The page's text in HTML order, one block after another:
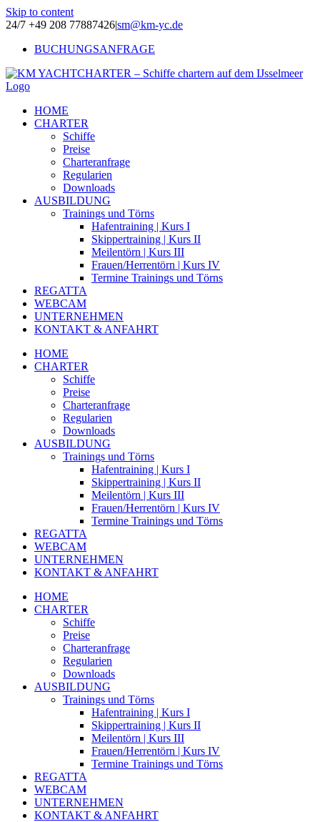
Skip to content
24/7 +49 208 77887426|sm@km-yc.de
BUCHUNGSANFRAGE
HOME
CHARTER
Schiffe
Preise
Charteranfrage
Regularien
Downloads
AUSBILDUNG
Trainings und Törns
Hafentraining | Kurs I
Skippertraining | Kurs II
Meilentörn | Kurs III
Frauen/Herrentörn | Kurs IV
Termine Trainings und Törns
REGATTA
WEBCAM
UNTERNEHMEN
KONTAKT & ANFAHRT
HOME
CHARTER
Schiffe
Preise
Charteranfrage
Regularien
Downloads
AUSBILDUNG
Trainings und Törns
Hafentraining | Kurs I
Skippertraining | Kurs II
Meilentörn | Kurs III
Frauen/Herrentörn | Kurs IV
Termine Trainings und Törns
REGATTA
WEBCAM
UNTERNEHMEN
KONTAKT & ANFAHRT
HOME
CHARTER
Schiffe
Preise
Charteranfrage
Regularien
Downloads
AUSBILDUNG
Trainings und Törns
Hafentraining | Kurs I
Skippertraining | Kurs II
Meilentörn | Kurs III
Frauen/Herrentörn | Kurs IV
Termine Trainings und Törns
REGATTA
WEBCAM
UNTERNEHMEN
KONTAKT & ANFAHRT